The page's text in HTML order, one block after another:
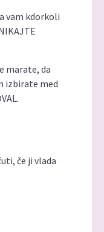
vam kdorkoli
marate, da
izbirate med
če ji vlada